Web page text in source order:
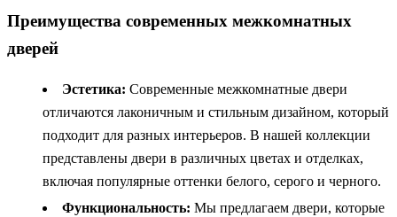
Преимущества современных межкомнатных
дверей
Эстетика: Современные межкомнатные двери
отличаются лаконичным и стильным дизайном, который
подходит для разных интерьеров. В нашей коллекции
представлены двери в различных цветах и отделках,
включая популярные оттенки белого, серого и черного.
Функциональность: Мы предлагаем двери, которые